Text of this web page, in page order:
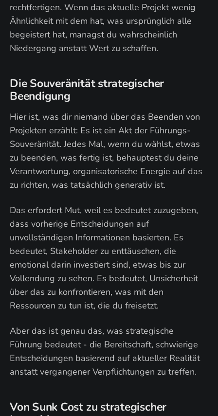
rechtfertigen. Wenn das aktuelle Projekt wenig
Ähnlichkeit mit dem hat, was ursprünglich alle
begeistert hat, managst du wahrscheinlich
Niedergang anstatt Wert zu schaffen.
Die Souveränität strategischer
Beendigung
Hier ist, was dir niemand über das Beenden von
Projekten erzählt: Es ist ein Akt der Führungs-
Souveränität. Jedes Mal, wenn du wählst, etwas
zu beenden, was fertig ist, behauptest du deine
Verantwortung, organisatorische Energie auf das
zu richten, was tatsächlich generativ ist.
Das erfordert Mut, weil es bedeutet zuzugeben,
dass vorherige Entscheidungen auf
unvollständigen Informationen basierten. Es
bedeutet, Stakeholder zu enttäuschen, die
emotional darin investiert sind, etwas bis zur
Vollendung zu sehen. Es bedeutet, Unsicherheit
über das zu konfrontieren, was mit den
Ressourcen zu tun ist, die du freisetzt.
Aber das ist genau das, was strategische
Führung bedeutet - die Bereitschaft, schwierige
Entscheidungen basierend auf aktueller Realität
anstatt vergangener Verpflichtungen zu treffen.
Von Sunk Cost zu strategischer